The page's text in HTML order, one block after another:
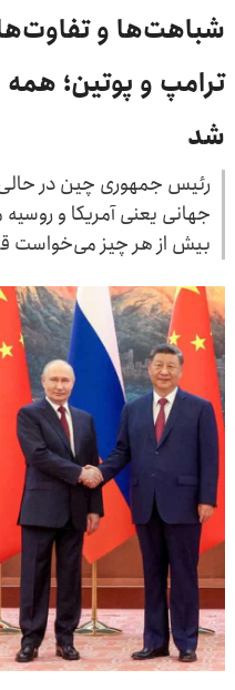
شباهت‌ها و
ترامپ و پوتین؛ همه
شد
جهانی یعنی آمریکا و
بیش از هر چیز می‌خواست